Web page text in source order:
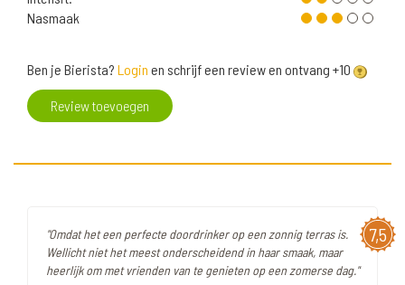
Nasmaak
Ben je Bierista? Login en schrijf een review en ontvang +10
Review toevoegen
7,5
"Omdat het een perfecte doordrinker op een zonnig terras is.
Wellicht niet het meest onderscheidend in haar smaak, maar
heerlijk om met vrienden van te genieten op een zomerse dag."